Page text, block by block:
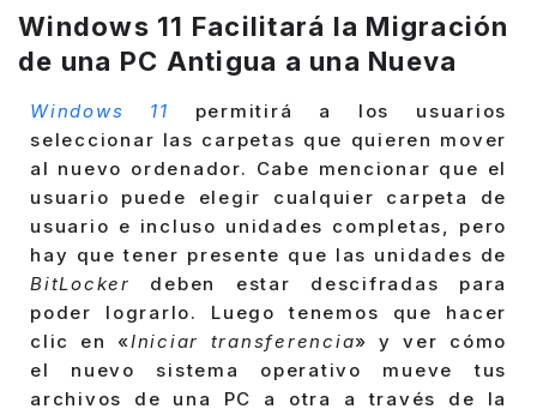
Windows 11 Facilitará la Migración
de una PC Antigua a una Nueva
Windows 11 permitirá a los usuarios
seleccionar las carpetas que quieren mover
al nuevo ordenador. Cabe mencionar que el
usuario puede elegir cualquier carpeta de
usuario e incluso unidades completas, pero
hay que tener presente que las unidades de
BitLocker deben estar descifradas para
poder lograrlo. Luego tenemos que hacer
clic en «Iniciar transferencia» y ver cómo
el nuevo sistema operativo mueve tus
archivos de una PC a otra a través de la